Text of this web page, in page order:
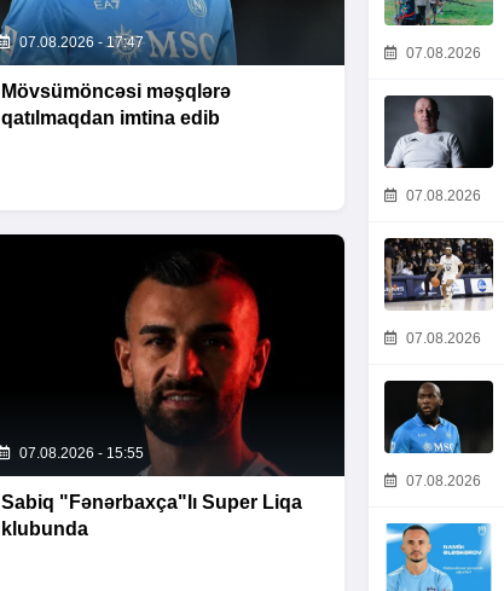
07.08.2026 - 17:47
Mövsümöncəsi məşqlərə
qatılmaqdan imtina edib
07.08.2026 - 15:55
Sabiq "Fənərbaxça"lı Super Liqa
klubunda
07.08.2026
07.08.2026
07.08.2026
07.08.2026